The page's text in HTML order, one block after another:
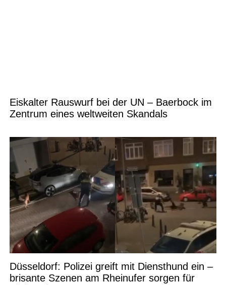
Eiskalter Rauswurf bei der UN – Baerbock im
Zentrum eines weltweiten Skandals
Düsseldorf: Polizei greift mit Diensthund ein –
brisante Szenen am Rheinufer sorgen für